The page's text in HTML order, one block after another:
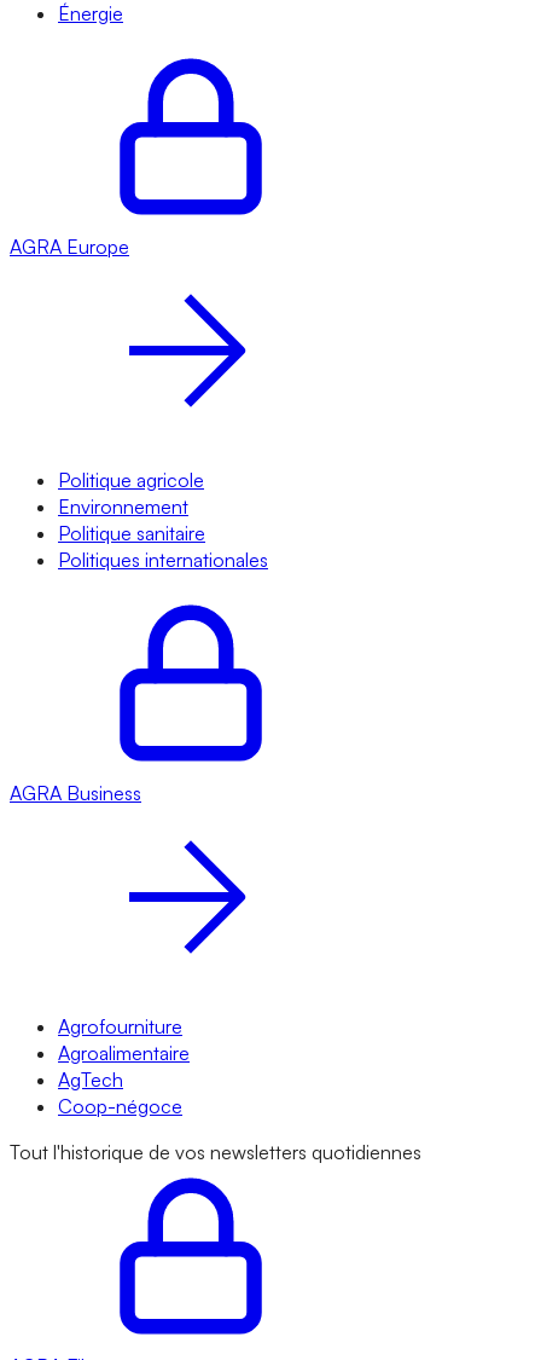
Énergie
AGRA Europe
Politique agricole
Environnement
Politique sanitaire
Politiques internationales
AGRA Business
Agrofourniture
Agroalimentaire
AgTech
Coop-négoce
Tout l'historique de vos newsletters quotidiennes